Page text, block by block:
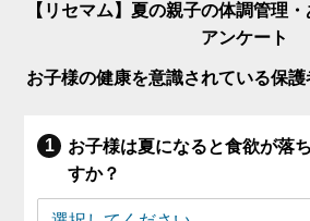
【リセマム】夏の親子の体調管理
アンケート
お子様の健康を意識されている保護
お子様は夏になると食欲が落
すか？